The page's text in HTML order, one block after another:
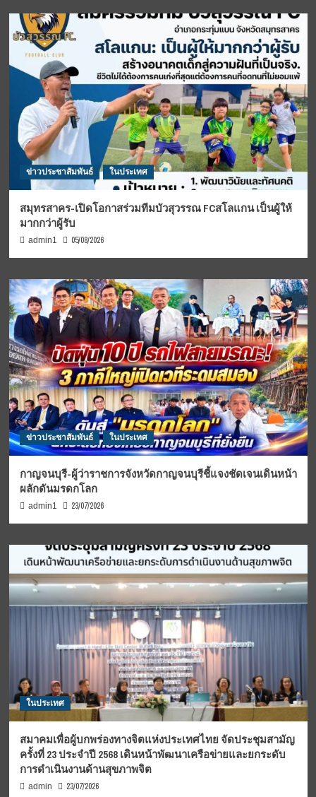
ข่าวประชาสัมพันธ์ ในประเทศ
สมุทรสาคร-เปิดโอกาสร่วมทีมบัวสุวรรณ FCสโลแกน เป็นผู้ให้
มากกว่าผู้รับ
admin1 05/08/2026
ข่าวประชาสัมพันธ์ ในประเทศ
กาญจนบุรี-ผู้ว่าราชการจังหวัดกาญจนบุรีชี้แจงชัดเจนเดินหน้า
ผลักดันมรดกโลก
admin1 23/07/2026
ในประเทศ
สมาคมเพื่อผู้บกพร่องทางจิตแห่งประเทศไทย จัดประชุมสามัญ
ครั้งที่ 23 ประจำปี 2568 เดินหน้าพัฒนาเครือข่ายและยกระดับ
การดำเนินงานด้านสุขภาพจิต
admin 23/07/2026